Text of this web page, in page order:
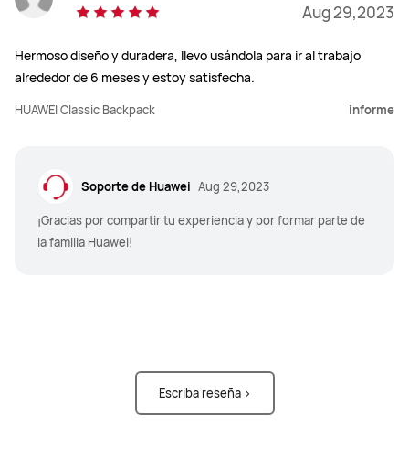
Aug 29,2023
Hermoso diseño y duradera, llevo usándola para ir al trabajo
alrededor de 6 meses y estoy satisfecha.
HUAWEI Classic Backpack informe
Soporte de Huawei Aug 29,2023
¡Gracias por compartir tu experiencia y por formar parte de
la familia Huawei!
Escriba reseña >